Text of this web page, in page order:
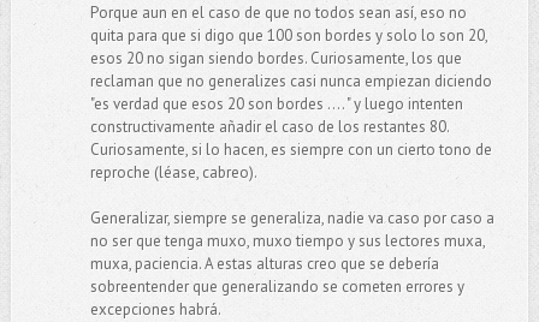
Porque aun en el caso de que no todos sean así, eso no
quita para que si digo que 100 son bordes y solo lo son 20,
esos 20 no sigan siendo bordes. Curiosamente, los que
reclaman que no generalizes casi nunca empiezan diciendo
"es verdad que esos 20 son bordes .... " y luego intenten
constructivamente añadir el caso de los restantes 80.
Curiosamente, si lo hacen, es siempre con un cierto tono de
reproche (léase, cabreo).
Generalizar, siempre se generaliza, nadie va caso por caso a
no ser que tenga muxo, muxo tiempo y sus lectores muxa,
muxa, paciencia. A estas alturas creo que se debería
sobreentender que generalizando se cometen errores y
excepciones habrá.